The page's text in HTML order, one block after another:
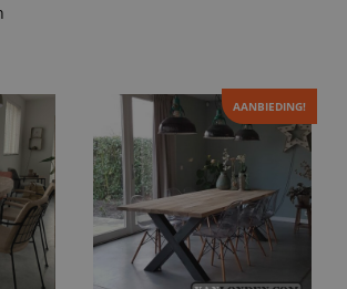
AANBIEDING!